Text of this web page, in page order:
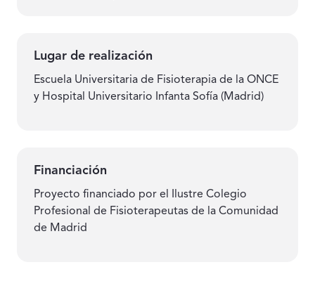
Lugar de realización
Escuela Universitaria de Fisioterapia de la ONCE
y Hospital Universitario Infanta Sofía (Madrid)
Financiación
Proyecto financiado por el Ilustre Colegio
Profesional de Fisioterapeutas de la Comunidad
de Madrid